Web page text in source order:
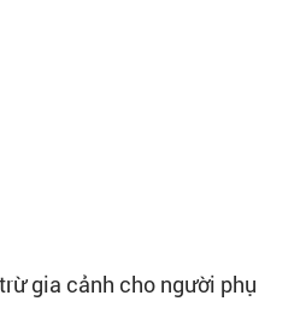
gia cảnh cho người phụ